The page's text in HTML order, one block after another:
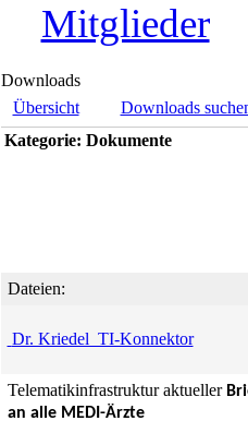
Mitglieder
Downloads
Übersicht
Downloads
Kategorie: Dokumente
Dateien:
Dr. Kriedel_TI-Konnektor
Telematikinfrastruktur aktueller
an alle MEDI-Ärzte